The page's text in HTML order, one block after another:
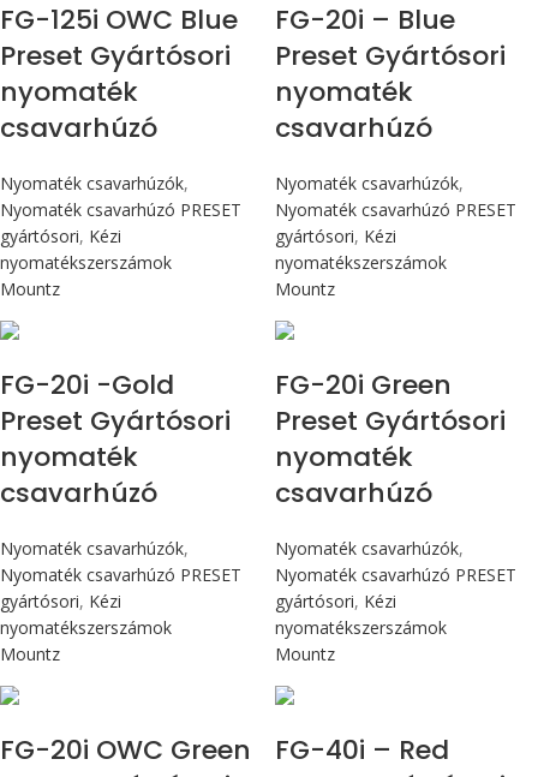
FG-125i OWC Blue
Preset Gyártósori
nyomaték
csavarhúzó
Nyomaték csavarhúzók,
Nyomaték csavarhúzó PRESET
gyártósori, Kézi
nyomatékszerszámok
Mountz
FG-20i – Blue
Preset Gyártósori
nyomaték
csavarhúzó
Nyomaték csavarhúzók,
Nyomaték csavarhúzó PRESET
gyártósori, Kézi
nyomatékszerszámok
Mountz
FG-20i -Gold
Preset Gyártósori
nyomaték
csavarhúzó
Nyomaték csavarhúzók,
Nyomaték csavarhúzó PRESET
gyártósori, Kézi
nyomatékszerszámok
Mountz
FG-20i Green
Preset Gyártósori
nyomaték
csavarhúzó
Nyomaték csavarhúzók,
Nyomaték csavarhúzó PRESET
gyártósori, Kézi
nyomatékszerszámok
Mountz
FG-20i OWC Green
FG-40i – Red